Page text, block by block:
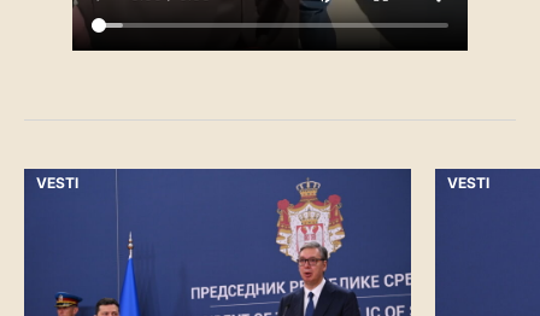
VESTI VESTI